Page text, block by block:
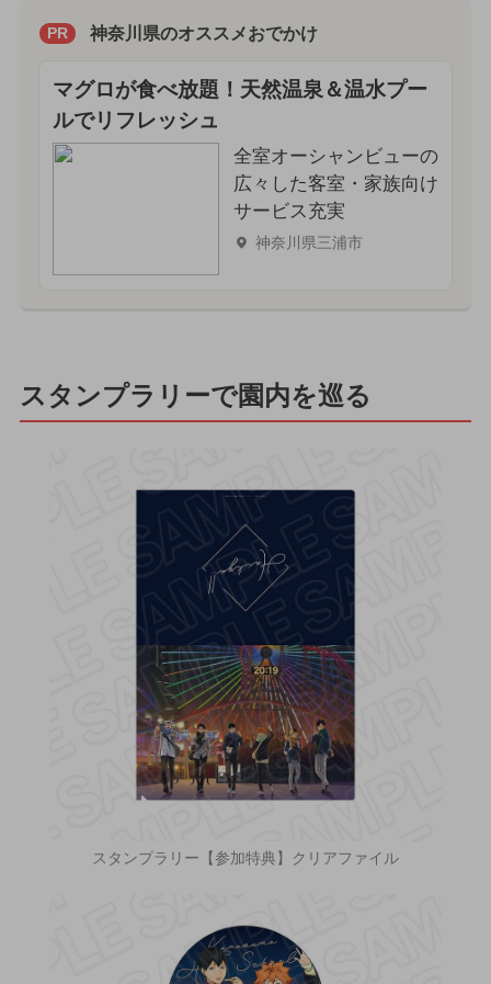
PR 神奈川県のオススメおでかけ
マグロが食べ放題！天然温泉＆温水プー
ルでリフレッシュ
全室オーシャンビューの
広々した客室・家族向け
サービス充実
神奈川県三浦市
スタンプラリーで園内を巡る
スタンプラリー【参加特典】クリアファイル